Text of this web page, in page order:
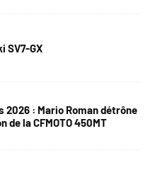
SV7-GX
2026 : Mario Roman détrône
de la CFMOTO 450MT